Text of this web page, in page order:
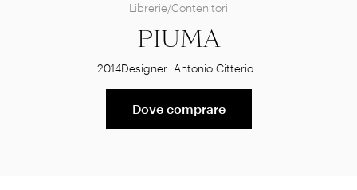
Librerie/Contenitori
PIUMA
2014Designer Antonio Citterio
Dove comprare